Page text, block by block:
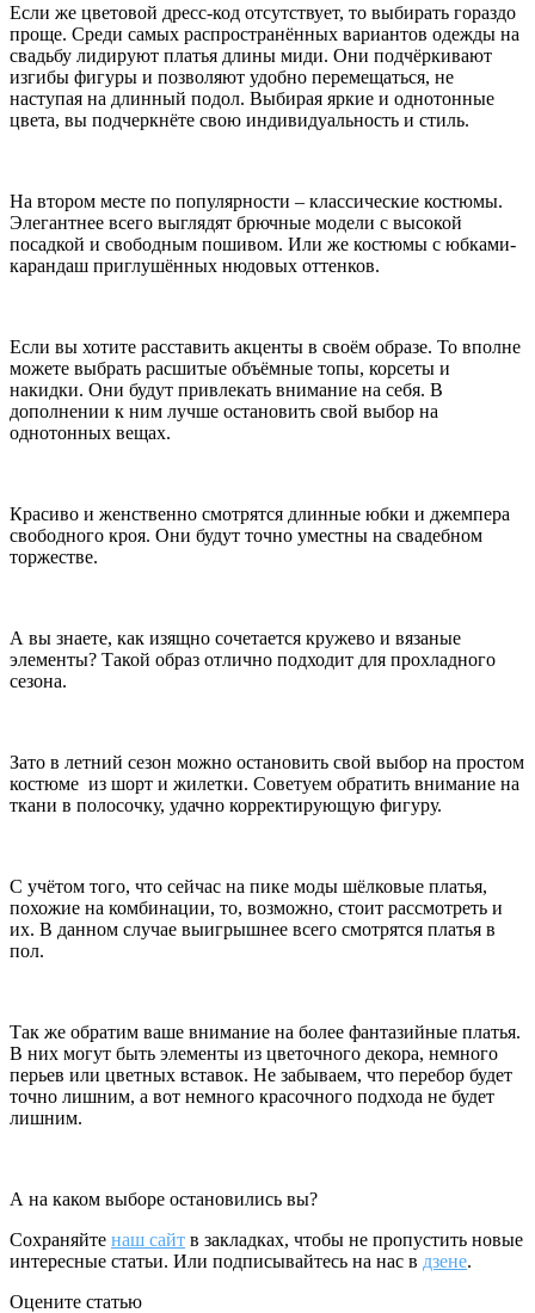
Если же цветовой дресс-код отсутствует, то выбирать гораздо
проще. Среди самых распространённых вариантов одежды на
свадьбу лидируют платья длины миди. Они подчёркивают
изгибы фигуры и позволяют удобно перемещаться, не
наступая на длинный подол. Выбирая яркие и однотонные
цвета, вы подчеркнёте свою индивидуальность и стиль.
На втором месте по популярности – классические костюмы.
Элегантнее всего выглядят брючные модели с высокой
посадкой и свободным пошивом. Или же костюмы с юбками-
карандаш приглушённых нюдовых оттенков.
Если вы хотите расставить акценты в своём образе. То вполне
можете выбрать расшитые объёмные топы, корсеты и
накидки. Они будут привлекать внимание на себя. В
дополнении к ним лучше остановить свой выбор на
однотонных вещах.
Красиво и женственно смотрятся длинные юбки и джемпера
свободного кроя. Они будут точно уместны на свадебном
торжестве.
А вы знаете, как изящно сочетается кружево и вязаные
элементы? Такой образ отлично подходит для прохладного
сезона.
Зато в летний сезон можно остановить свой выбор на простом
костюме из шорт и жилетки. Советуем обратить внимание на
ткани в полосочку, удачно корректирующую фигуру.
С учётом того, что сейчас на пике моды шёлковые платья,
похожие на комбинации, то, возможно, стоит рассмотреть и
их. В данном случае выигрышнее всего смотрятся платья в
пол.
Так же обратим ваше внимание на более фантазийные платья.
В них могут быть элементы из цветочного декора, немного
перьев или цветных вставок. Не забываем, что перебор будет
точно лишним, а вот немного красочного подхода не будет
лишним.
А на каком выборе остановились вы?
Сохраняйте наш сайт в закладках, чтобы не пропустить новые
интересные статьи. Или подписывайтесь на нас в дзене.
Оцените статью